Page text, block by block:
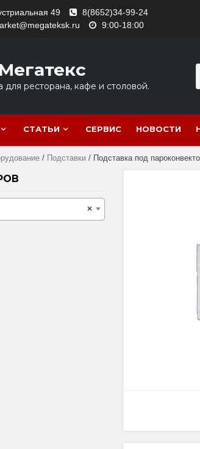
49
8(8652)34-99-24
9:00-18:00
ресторана, кафе и столовой.
СТАТЬИ СЕРВИС НОВОСТИ
/ Подставки / Подставка под
×